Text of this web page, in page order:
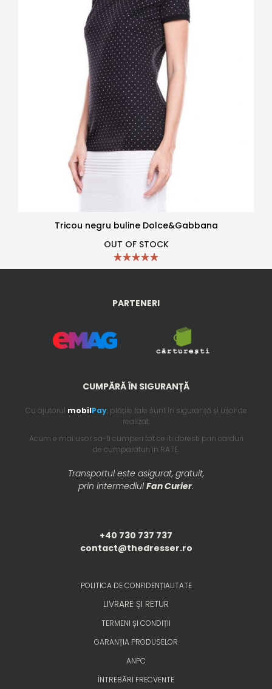
Tricou negru buline Dolce&Gabbana
OUT OF STOCK
PARTENERI
CUMPĂRĂ ÎN SIGURANȚĂ
Cu ajutorul mobilPay, plățile tale sunt în siguranță și ușor de
realizat.
Acum e mai usor sa-ti cumperi tot ce iti doresti prin carduri
de cumparaturi in RATE.
Transportul este asigurat, gratuit,
prin intermediulFan Curier.
+40 730 737 737
contact@thedresser.ro
POLITICA DE CONFIDENȚIALITATE
LIVRARE ȘI RETUR
TERMENI ȘI CONDIȚII
GARANȚIA PRODUSELOR
ANPC
ÎNTREBĂRI FRECVENTE